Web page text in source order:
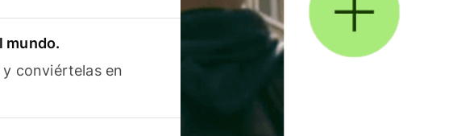
mundo.
conviértelas en